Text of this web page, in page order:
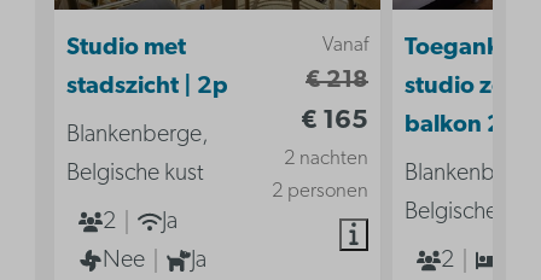
Vanaf
€ 218
€ 165
2 nachten
2 personen
Studio met
stadszicht | 2p
Blankenberge,
Belgische kust
2
Ja
Nee
Ja
studio
balkon 2p
Belgische
2